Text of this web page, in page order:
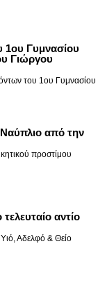
1ου Γυμνασίου
Γιώργου
του 1ου Γυμνασίου
από την
προστίμου
αντίο
Αδελφό & Θείο